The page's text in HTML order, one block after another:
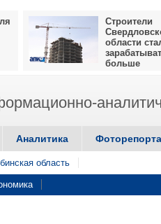
Строители
области
больше
Аналитика
область